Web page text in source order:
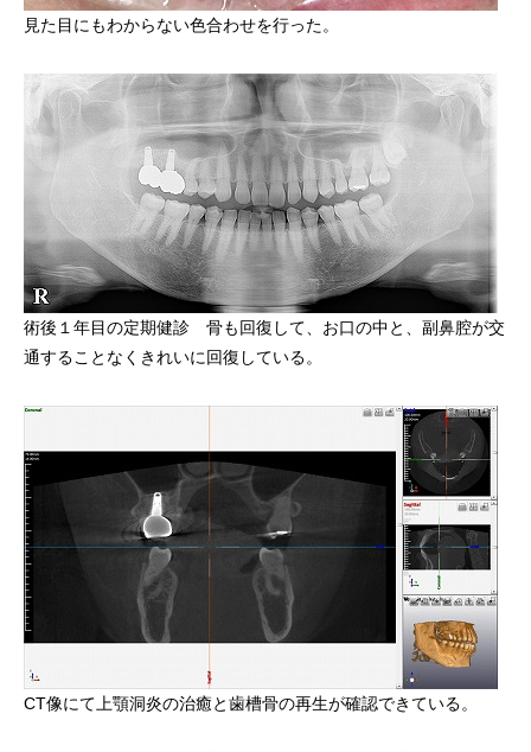
見た目にもわからない色合わせを行った。
術後１年目の定期健診 骨も回復して、お口の中と、副鼻腔が交
通することなくきれいに回復している。
CT像にて上顎洞炎の治癒と歯槽骨の再生が確認できている。